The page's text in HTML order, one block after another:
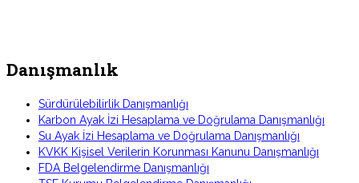
Danışmanlık
Sürdürülebilirlik Danışmanlığı
Karbon Ayak İzi Hesaplama ve Doğrulama Danışmanlığı
Su Ayak İzi Hesaplama ve Doğrulama Danışmanlığı
KVKK Kişisel Verilerin Korunması Kanunu Danışmanlığı
FDA Belgelendirme Danışmanlığı